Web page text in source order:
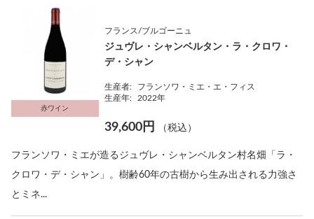
赤ワイン
フランス/ブルゴーニュ
ジュヴレ・シャンベルタン・ラ・クロワ・
デ・シャン
生産者:
フランソワ・ミエ・エ・フィス
生産年:
2022年
39,600円 （税込）
フランソワ・ミエが造るジュヴレ・シャンベルタン村名畑「ラ・
クロワ・デ・シャン」。樹齢60年の古樹から生み出される力強さ
とミネ...